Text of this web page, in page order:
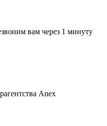
вам через 1 минуту
Anex